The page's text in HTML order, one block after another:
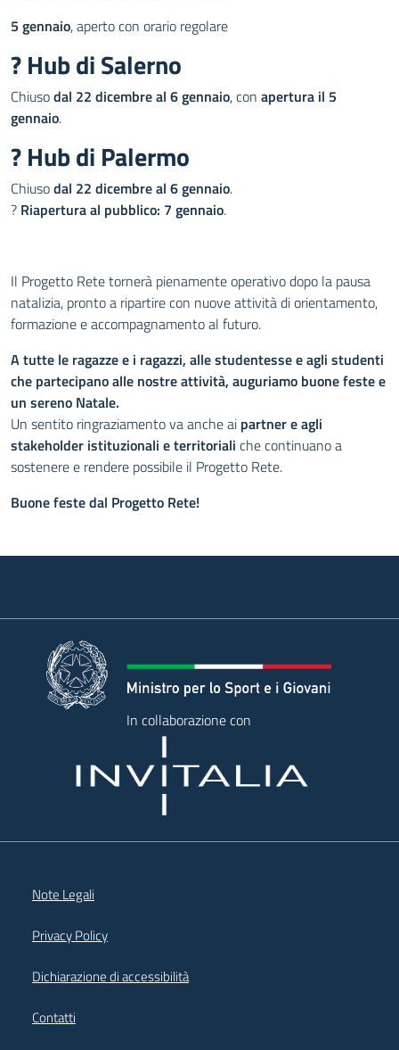
5 gennaio, aperto con orario regolare
? Hub di Salerno
Chiusodal 22 dicembre al 6 gennaio, con apertura il 5
gennaio.
? Hub di Palermo
Chiusodal 22 dicembre al 6 gennaio.
? Riapertura al pubblico: 7 gennaio.
Il Progetto Rete tornerà pienamente operativo dopo la pausa
natalizia, pronto a ripartire con nuove attività di orientamento,
formazione e accompagnamento al futuro.
A tutte le ragazze e i ragazzi, alle studentesse e agli studenti
che partecipano alle nostre attività, auguriamo buone feste e
un sereno Natale.
Un sentito ringraziamento va anche ai partner e agli
stakeholder istituzionali e territoriali che continuano a
sostenere e rendere possibile il Progetto Rete.
Buone feste dal Progetto Rete!
In collaborazione con
Note Legali
Privacy Policy
Dichiarazione di accessibilità
Contatti